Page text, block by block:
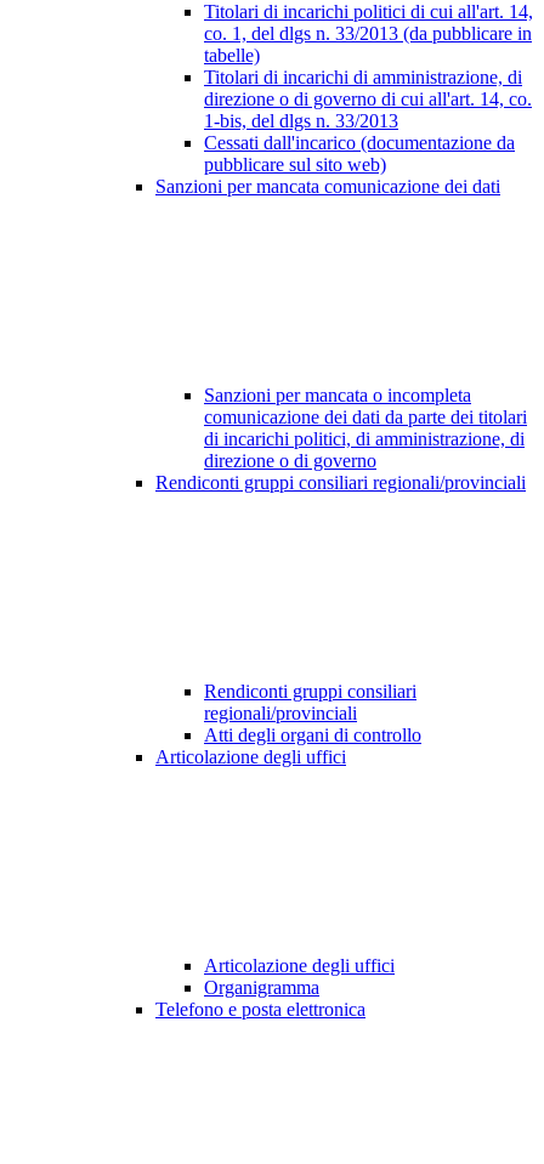
Titolari di incarichi politici di cui all'art. 14,
co. 1, del dlgs n. 33/2013 (da pubblicare in
tabelle)
Titolari di incarichi di amministrazione, di
direzione o di governo di cui all'art. 14, co.
1-bis, del dlgs n. 33/2013
Cessati dall'incarico (documentazione da
pubblicare sul sito web)
Sanzioni per mancata comunicazione dei dati
Sanzioni per mancata o incompleta
comunicazione dei dati da parte dei titolari
di incarichi politici, di amministrazione, di
direzione o di governo
Rendiconti gruppi consiliari regionali/provinciali
Rendiconti gruppi consiliari
regionali/provinciali
Atti degli organi di controllo
Articolazione degli uffici
Articolazione degli uffici
Organigramma
Telefono e posta elettronica